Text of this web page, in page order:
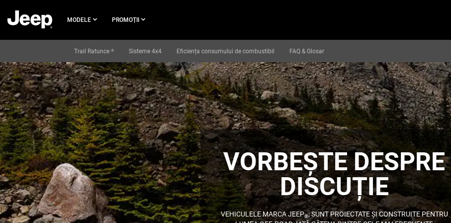
CONȚINUTUL
PRINCIPAL
MODELE PROMOȚII
Trail Ratunce ® Sisteme 4x4 Eficiența consumului de combustibil FAQ & Glosar
SKIP TO
NAVIGATION
VORBEȘTE DESPRE
DISCUȚIE
,
VEHICULELE MARCA JEEP®; SUNT PROIECTATE ȘI CONSTRUITE PENTRU